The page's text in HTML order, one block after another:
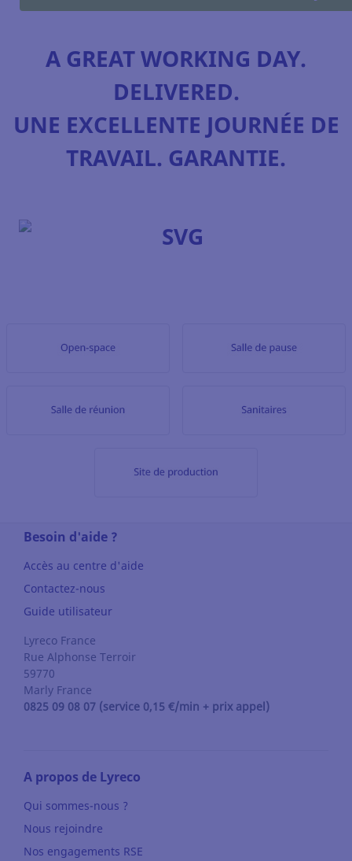
A GREAT WORKING DAY.
DELIVERED.
UNE EXCELLENTE JOURNÉE DE
TRAVAIL. GARANTIE.
Besoin d'aide ?
Accès au centre d'aide
Contactez-nous
Guide utilisateur
Lyreco France
Rue Alphonse Terroir
59770
Marly France
0825 09 08 07 (service 0,15 €/min + prix appel)
A propos de Lyreco
Qui sommes-nous ?
Nous rejoindre
Nos engagements RSE